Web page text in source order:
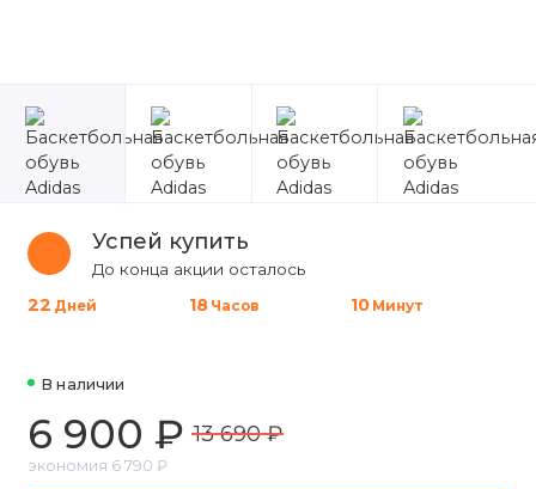
Успей купить
До конца акции осталось
22 Дней 18 Часов 10 Минут
В наличии
6 900 ₽ 13 690 ₽
экономия 6 790 ₽